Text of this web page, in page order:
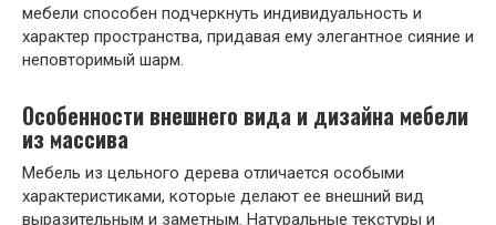
мебели способен подчеркнуть индивидуальность и
характер пространства, придавая ему элегантное сияние и
неповторимый шарм.
Особенности внешнего вида и дизайна мебели
из массива
Мебель из цельного дерева отличается особыми
характеристиками, которые делают ее внешний вид
выразительным и заметным. Натуральные текстуры и